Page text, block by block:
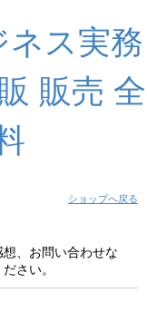
ス実務
販売 全
ショップへ戻る
、お問い合わせな
さい。